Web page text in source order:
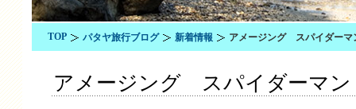
TOP パタヤ旅行ブログ 新着情報 アメージング スパイダーマ
アメージング スパイダーマン